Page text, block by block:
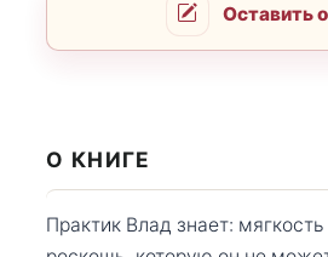
Оставить
О КНИГЕ
Практик Влад знает: